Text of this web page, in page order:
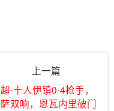
上一篇
-十人伊镇0-4枪手，
双响，恩瓦内里破门